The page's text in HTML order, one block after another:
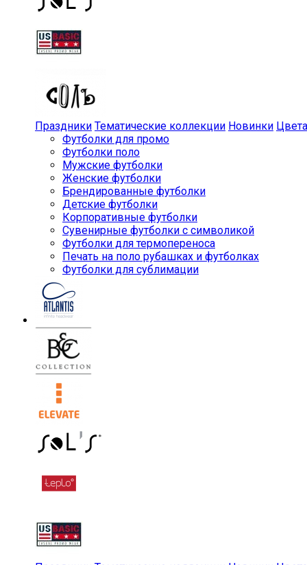
Праздники Тематические коллекции Новинки Цвета
Футболки для промо
Футболки поло
Мужские футболки
Женские футболки
Брендированные футболки
Детские футболки
Корпоративные футболки
Сувенирные футболки с символикой
Футболки для термопереноса
Печать на поло рубашках и футболках
Футболки для сублимации